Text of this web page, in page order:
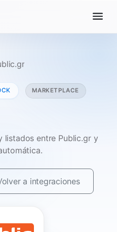
MARKETPLACE
listados entre Public.gr y
a integraciones